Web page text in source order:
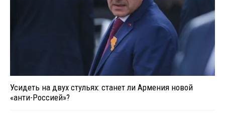
Усидеть на двух стульях: станет ли Армения новой
«анти-Россией»?